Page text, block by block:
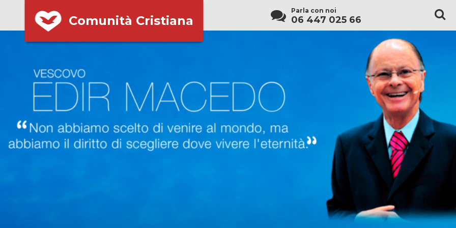
Comunità Cristiana
Parla con noi
06 447 025 66